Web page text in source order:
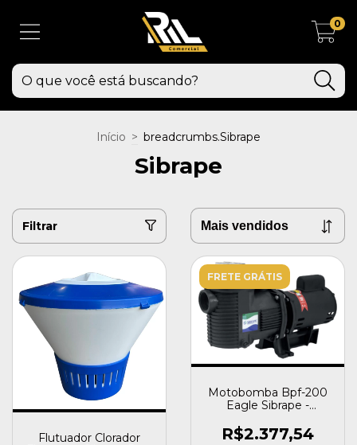
0
Início > breadcrumbs.Sibrape
Sibrape
Filtrar
Flutuador Clorador
FRETE GRÁTIS
Motobomba Bpf-200
Eagle Sibrape -
R$2.377,54